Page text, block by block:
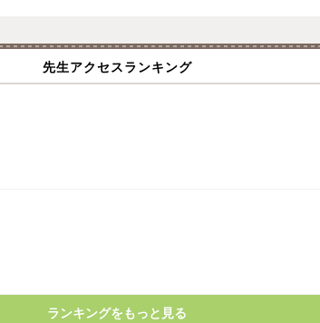
先生アクセスランキング
ランキングをもっと見る